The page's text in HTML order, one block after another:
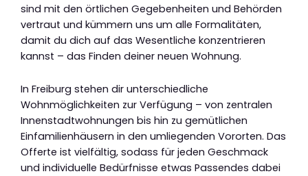
sind mit den örtlichen Gegebenheiten und Behörden
vertraut und kümmern uns um alle Formalitäten,
damit du dich auf das Wesentliche konzentrieren
kannst – das Finden deiner neuen Wohnung.
In Freiburg stehen dir unterschiedliche
Wohnmöglichkeiten zur Verfügung – von zentralen
Innenstadtwohnungen bis hin zu gemütlichen
Einfamilienhäusern in den umliegenden Vororten. Das
Offerte ist vielfältig, sodass für jeden Geschmack
und individuelle Bedürfnisse etwas Passendes dabei